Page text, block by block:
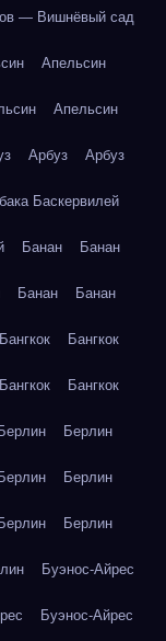
— Вишнёвый сад
Апельсин
Апельсин
Арбуз Арбуз
Баскервилей
Банан Банан
Банан Банан
Бангкок Бангкок
Бангкок Бангкок
Берлин Берлин
Берлин Берлин
Берлин Берлин
Буэнос-Айрес
Буэнос-Айрес